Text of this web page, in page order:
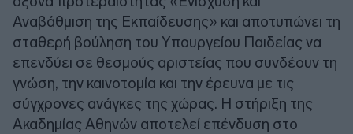
Αναβάθμιση της Εκπαίδευσης» και αποτυπώνει τη
σταθερή βούληση του Υπουργείου Παιδείας να
επενδύει σε θεσμούς αριστείας που συνδέουν τη
γνώση, την καινοτομία και την έρευνα με τις
σύγχρονες ανάγκες της χώρας. Η στήριξη της
Ακαδημίας Αθηνών αποτελεί επένδυση στο